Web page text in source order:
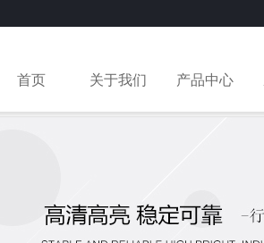
首页 关于我们 产品中心